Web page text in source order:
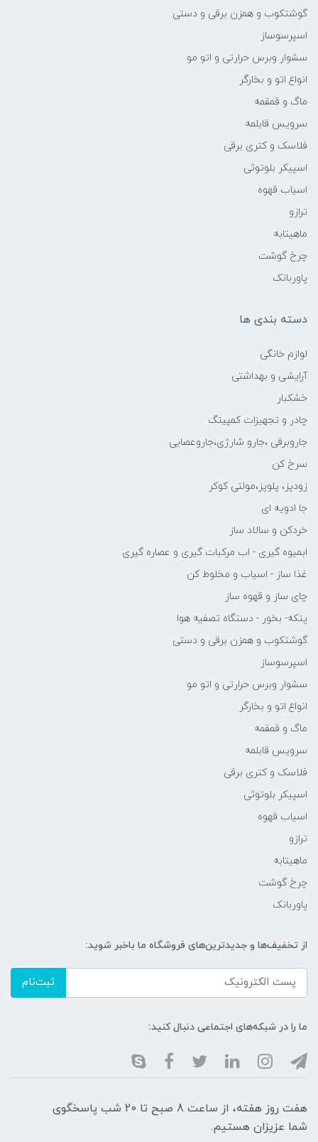
گوشتکوب و همزن برقی و دستی
اسپرسوساز
سشوار وبرس حرارتی و اتو مو
انواع اتو و بخارگر
ماگ و قمقمه
سرویس قابلمه
فلاسک و کتری برقی
اسپیکر بلوتوثی
اسیاب قهوه
ترازو
ماهیتابه
چرخ گوشت
پاوربانک
دسته بندی ها
لوازم خانگی
آرایشی و بهداشتی
خشکبار
چادر و تجهیزات کمپینگ
جاروبرقی ،جارو شارژی،جاروعصایی
سرخ کن
زودپز، پلوپز،مولتی کوکر
جا ادویه ای
خردکن و سالاد ساز
ابمیوه گیری - اب مرکبات گیری و عصاره گیری
غذا ساز - اسیاب و مخلوط کن
چای ساز و قهوه ساز
پنکه- بخور - دستگاه تصفیه هوا
گوشتکوب و همزن برقی و دستی
اسپرسوساز
سشوار وبرس حرارتی و اتو مو
انواع اتو و بخارگر
ماگ و قمقمه
سرویس قابلمه
فلاسک و کتری برقی
اسپیکر بلوتوثی
اسیاب قهوه
ترازو
ماهیتابه
چرخ گوشت
پاوربانک
از تخفیف‌ها و جدیدترین‌های فروشگاه ما باخبر شوید:
ثبت‌نام
ما را در شبکه‌های اجتماعی دنبال کنید:
هفت روز هفته، از ساعت 8 صبح تا 20 شب پاسخگوی
شما عزیزان هستیم.